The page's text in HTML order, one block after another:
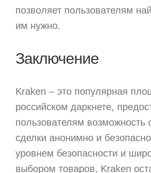
позволяет пользователям
им нужно.
Заключение
Kraken – это популярная
российском даркнете,
пользователям возможность
сделки анонимно и
уровнем безопасности и
выбором товаров, Kraken